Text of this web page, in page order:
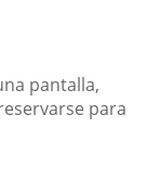
pantalla,
para